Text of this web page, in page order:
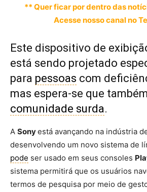
** Quer ficar por dentro das
Acesse nosso canal no
Este dispositivo de
está sendo projetado
para pessoas com
mas espera-se que
comunidade surda.
A Sonyestá avançando na indústria
desenvolvendo um novo sistema de
pode ser usado em seus consoles
sistema permitirá que os usuários
termos de pesquisa por meio de